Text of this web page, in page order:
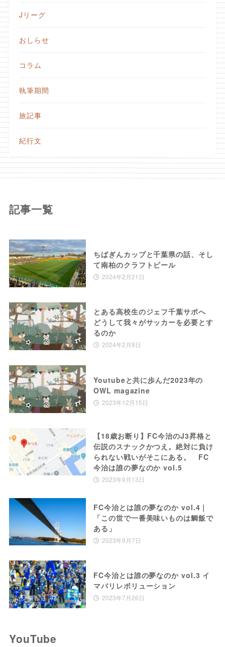
Jリーグ
おしらせ
コラム
執筆期間
旅記事
紀行文
記事一覧
ちばぎんカップと千葉県の話、そし
て南柏のクラフトビール
2024年2月21日
とある高校生のジェフ千葉サポへ
どうして我々がサッカーを必要とす
るのか
2024年2月8日
Youtubeと共に歩んだ2023年の
OWL magazine
2023年12月15日
【18歳お断り】FC今治のJ3昇格と
伝説のスナックかつえ。絶対に負け
られない戦いがそこにある。 FC
今治は誰の夢なのか vol.5
2023年9月13日
FC今治とは誰の夢なのか vol.4｜
「この世で一番美味いものは鯛飯で
ある」
2023年9月7日
FC今治とは誰の夢なのか vol.3 イ
マバリレボリューション
2023年7月26日
YouTube